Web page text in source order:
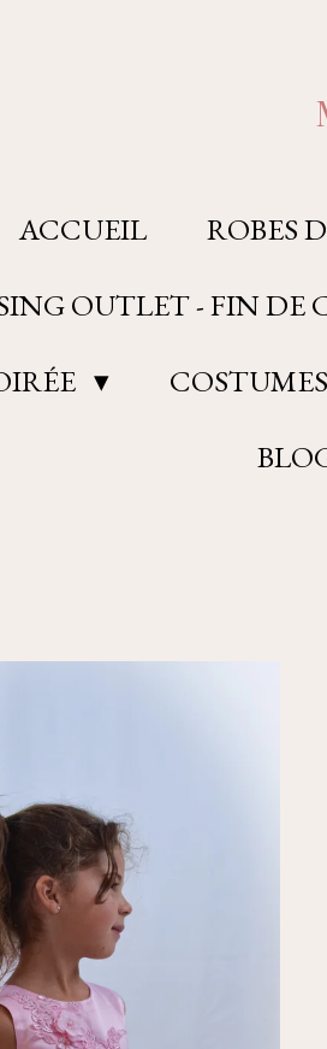
ACCUEIL
ROBES
OUTLET - FIN DE